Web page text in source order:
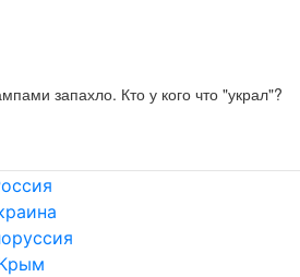
запахло. Кто у кого что "украл"?